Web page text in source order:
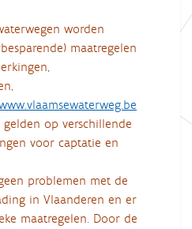
worden
maatregelen
gelden op verschillende
voor captatie en
problemen met de
in Vlaanderen en er
maatregelen. Door de